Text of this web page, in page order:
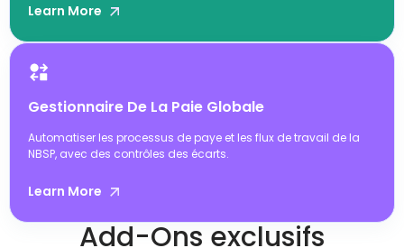
Learn More
Gestionnaire De La Paie Globale
Automatiser les processus de paye et les flux de travail de la
NBSP, avec des contrôles des écarts.
Learn More
Add-Ons exclusifs